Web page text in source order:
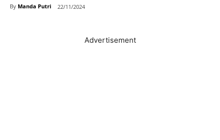
By Manda Putri 22/11/2024
Advertisement